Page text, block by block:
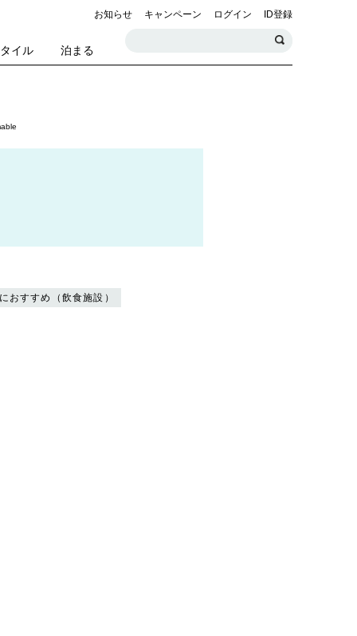
お知らせ キャンペーン ログイン ID登録
イル 泊まる
おすすめ（飲食施設）